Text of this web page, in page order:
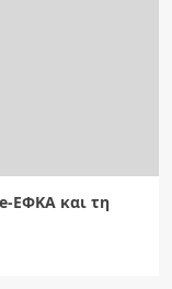
ΕΦΚΑ και τη